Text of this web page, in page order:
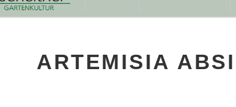
REINHARD
FEBRUAR 16, 2025ARTEMISIA